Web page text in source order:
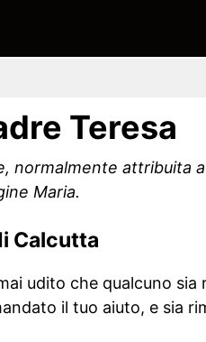
Teresa
normalmente attribuita
Maria.
Calcutta
udito che qualcuno sia
il tuo aiuto, e sia